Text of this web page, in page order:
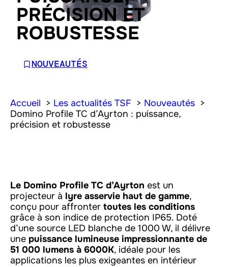
PRÉCISION ET
ROBUSTESSE
NOUVEAUTÉS
Accueil Les actualités TSF
Nouveautés
Domino Profile TC d’Ayrton : puissance,
précision et robustesse
Le Domino Profile TC d’Ayrton est un
projecteur à lyre asservie haut de gamme,
conçu pour affronter toutes les conditions
grâce à son indice de protection IP65. Doté
d’une source LED blanche de 1000 W, il délivre
une puissance lumineuse impressionnante de
51 000 lumens à 6000K, idéale pour les
applications les plus exigeantes en intérieur